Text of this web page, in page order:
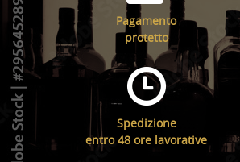
Pagamento
protetto
Spedizione
entro 48 ore lavorative